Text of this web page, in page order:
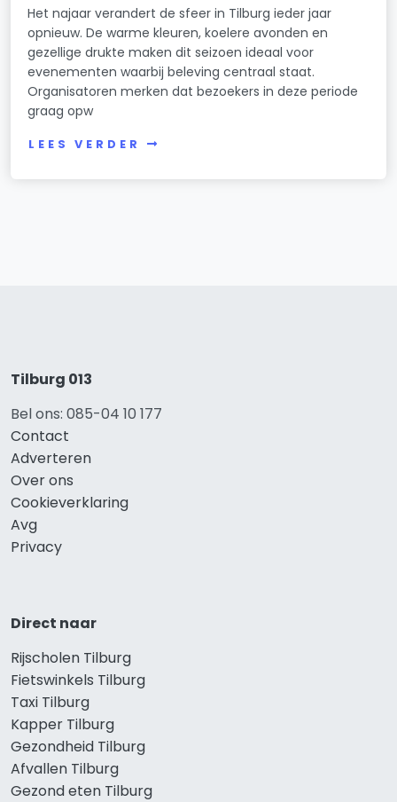
Het najaar verandert de sfeer in Tilburg ieder jaar
opnieuw. De warme kleuren, koelere avonden en
gezellige drukte maken dit seizoen ideaal voor
evenementen waarbij beleving centraal staat.
Organisatoren merken dat bezoekers in deze periode
graag opw
LEES VERDER
Tilburg 013
Bel ons: 085-04 10 177
Contact
Adverteren
Over ons
Cookieverklaring
Avg
Privacy
Direct naar
Rijscholen Tilburg
Fietswinkels Tilburg
Taxi Tilburg
Kapper Tilburg
Gezondheid Tilburg
Afvallen Tilburg
Gezond eten Tilburg